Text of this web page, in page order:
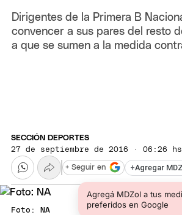
Dirigentes de la Primera B
convencer a sus pares del resto
a que se sumen a la medida
SECCIÓN DEPORTES
27 de septiembre de 2016 · 06:26 hs
+Agregar
Agregá MDZol a tus
preferidos en Google
+ Seguir en
Foto: NA